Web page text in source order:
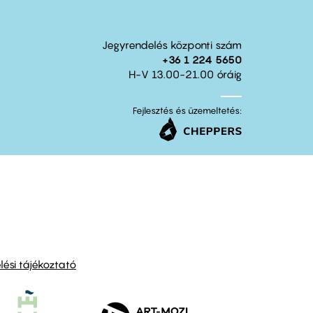
Jegyrendelés központi szám
+36 1 224 5650
H-V 13.00-21.00 óráig
Fejlesztés és üzemeltetés:
tájékoztató